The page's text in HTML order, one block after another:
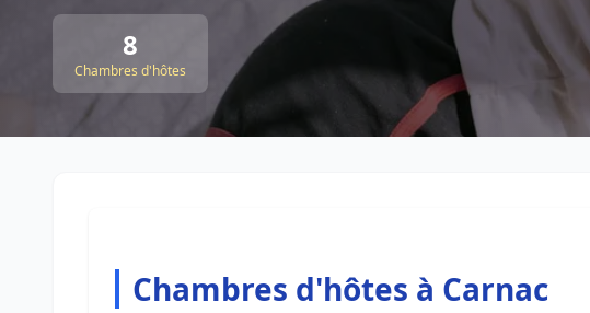
8
Chambres d'hôtes
Chambres d'hôtes à Carnac